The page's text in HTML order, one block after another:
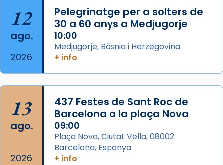
Foto
View on Facebook ·
12
ago.
2026
Pelegrinatge per a solters de
30 a 60 anys a Medjugorje
10:00
Medjugorje, Bòsnia i Herzegovina
+ info
13
ago.
2026
437 Festes de Sant Roc de
Barcelona a la plaça Nova
09:00
Plaça Nova, Ciutat Vella, 08002
Barcelona, Espanya
+ info